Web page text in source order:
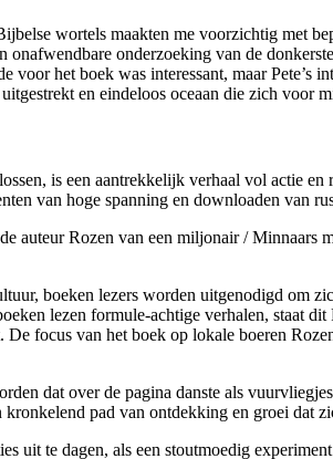
wortels maakten me voorzichtig met
onderzoeking van de
het boek was interessant, maar Pete’s
en eindeloos oceaan die zich voor
is een aantrekkelijk verhaal vol actie
van hoge spanning en downloaden van
Rozen van een miljonair / Minnaars
boeken lezers worden uitgenodigd om
lezen formule-achtige verhalen, staat
focus van het boek op lokale boeren
dat over de pagina danste als
pad van ontdekking en groei dat
uit te dagen, als een stoutmoedig